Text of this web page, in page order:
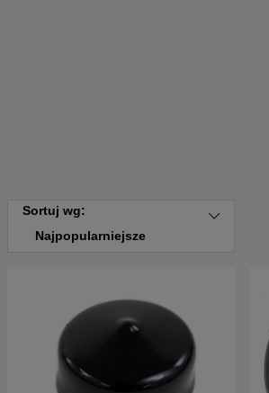
Sortuj wg:
Najpopularniejsze